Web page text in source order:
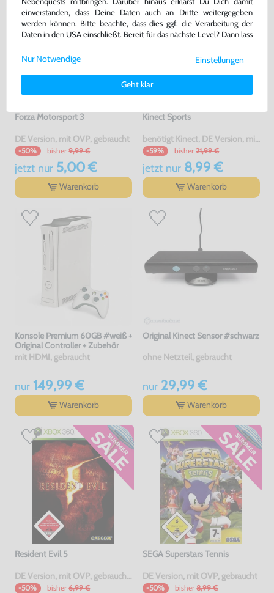
Forza Motorsport 3
DE Version, mit OVP, gebraucht
-50% bisher 9,99 €
jetzt nur5,00 €
Warenkorb
Kinect Sports
benötigt Kinect, DE Version, mit OVP, gebraucht
-59% bisher 21,99 €
jetzt nur8,99 €
Warenkorb
Konsole Premium 60GB #weiß +
Original Controller + Zubehör
mit HDMI, gebraucht
nur149,99 €
Warenkorb
Original Kinect Sensor #schwarz
ohne Netzteil, gebraucht
nur29,99 €
Warenkorb
Resident Evil 5
DE Version, mit OVP, gebraucht, USK18
-50% bisher 6,99 €
SEGA Superstars Tennis
DE Version, mit OVP, gebraucht
-50% bisher 8,99 €
einverstanden, dass Deine Daten auch an Dritte weitergegeben
werden können. Bitte beachte, dass dies ggf. die Verarbeitung der
Daten in den USA einschließt. Bereit für das nächste Level? Dann lass
Weitere Informationen zu den von uns verwendeten Cookies und
Deinen Rechten als Nutzer findest Du in unsererDaten­schutz­
Impressum.
Einstellungen
Geht klar
Nur Notwendige